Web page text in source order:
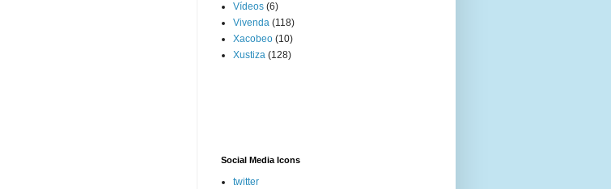
Vídeos (6)
Vivenda (118)
Xacobeo (10)
Xustiza (128)
Social Media Icons
twitter